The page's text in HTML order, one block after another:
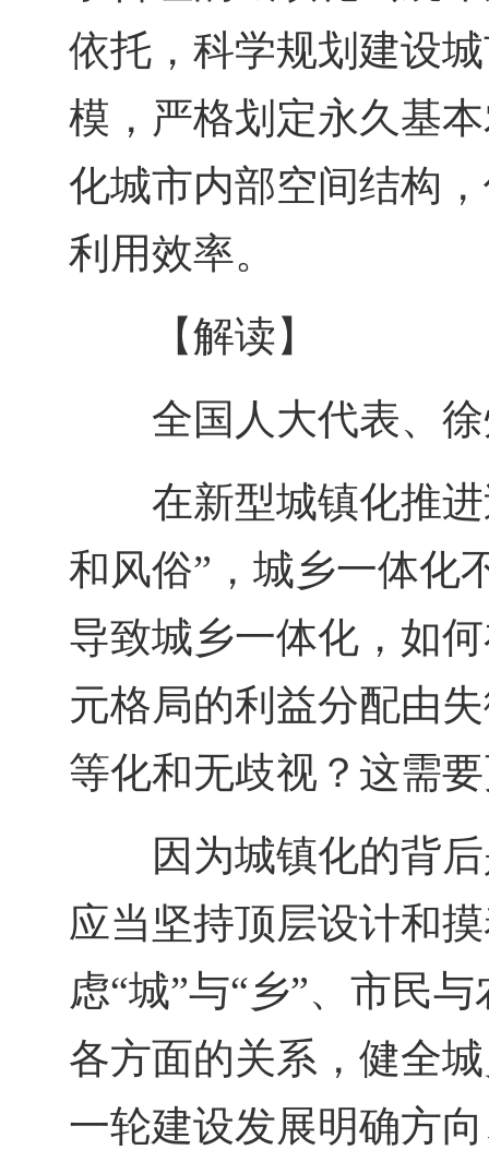
依托，科学规划建设
模，严格划定永久基
化城市内部空间结构
利用效率。
【解读】
全国人大代表、
在新型城镇化推
和风俗”，城乡一体化
导致城乡一体化，如
元格局的利益分配由
等化和无歧视？这需
因为城镇化的背
应当坚持顶层设计和
虑“城”与“乡”、市民
各方面的关系，健全
一轮建设发展明确方